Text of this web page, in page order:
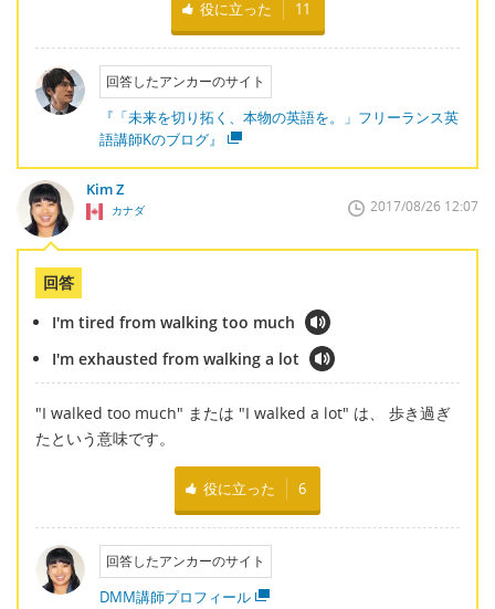
役に立った 11
回答したアンカーのサイト
『「未来を切り拓く、本物の英語を。」フリーランス英
語講師Kのブログ』
Kim Z
カナダ 2017/08/26 12:07
回答
I'm tired from walking too much
I'm exhausted from walking a lot
"I walked too much" または "I walked a lot" は、 歩き過ぎ
たという意味です。
役に立った 6
回答したアンカーのサイト
DMM講師プロフィール